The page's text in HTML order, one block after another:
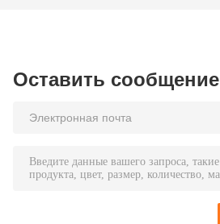
Оставить сообщение